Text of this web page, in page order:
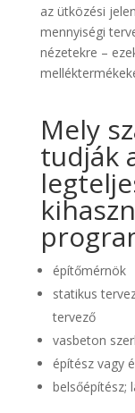
az ütközési
mennyiségi
nézetekre –
Mely
tudják
építőmérnök
statikus
tervező
vasbeton
építész vagy
belsőépítész;